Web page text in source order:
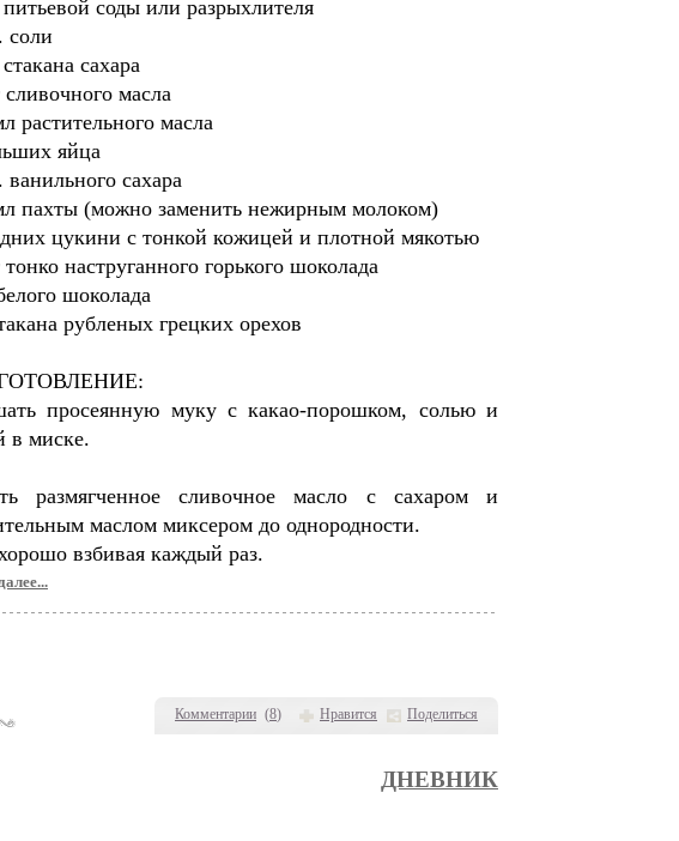
Комментарии (8) Нравится Поделиться
соды или разрыхлителя
соли
сахара
сливочного масла
растительного масла
яйца
ванильного сахара
пахты (можно заменить нежирным молоком)
цукини с тонкой кожицей и плотной мякотью
тонко наструганного горького шоколада
шоколада
рубленых грецких орехов
просеянную муку с какао-порошком, солью и
в миске.
размягченное сливочное масло с сахаром и
маслом миксером до однородности.
взбивая каждый раз.
ДНЕВНИК